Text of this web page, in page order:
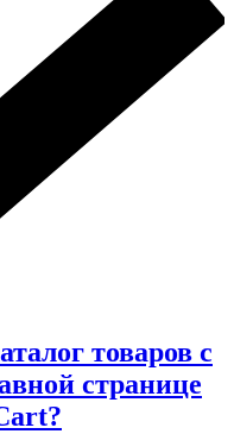
товаров с
странице